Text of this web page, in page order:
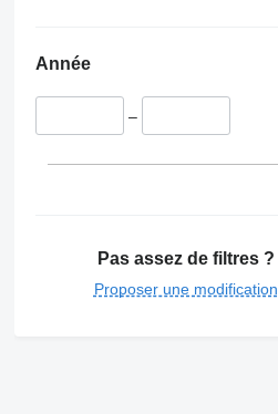
Année
–
Pas assez de filtres ?
Proposer une modification